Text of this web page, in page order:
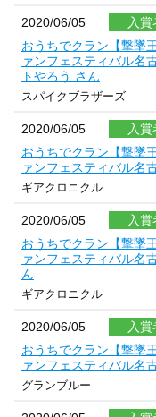
2020/06/05
入賞
おうちでクラン【撃墜
ァンフェスティバル
トやろう さん
スパイクブラザーズ
2020/06/05
入賞
おうちでクラン【撃墜
ァンフェスティバル
ギアクロニクル
2020/06/05
入賞
おうちでクラン【撃墜
ァンフェスティバル名
ん
ギアクロニクル
2020/06/05
入賞
おうちでクラン【撃墜
ァンフェスティバル
グランブルー